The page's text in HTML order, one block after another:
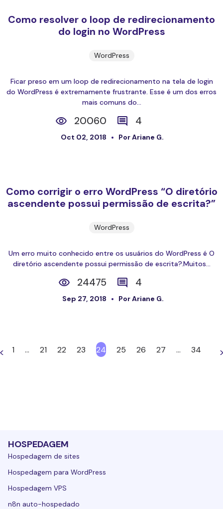
Como resolver o loop de redirecionamento
do login no WordPress
WordPress
Ficar preso em um loop de redirecionamento na tela de login
do WordPress é extremamente frustrante. Esse é um dos erros
mais comuns do...
20060 4
Oct 02, 2018 Por Ariane G.
Como corrigir o erro WordPress “O diretório
ascendente possui permissão de escrita?”
WordPress
Um erro muito conhecido entre os usuários do WordPress é O
diretório ascendente possui permissão de escrita?.Muitos...
24475 4
Sep 27, 2018 Por Ariane G.
1 … 21 22 23 24 25 26 27 … 34
HOSPEDAGEM
Hospedagem de sites
Hospedagem para WordPress
Hospedagem VPS
n8n auto-hospedado